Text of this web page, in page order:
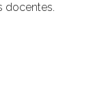
docentes.